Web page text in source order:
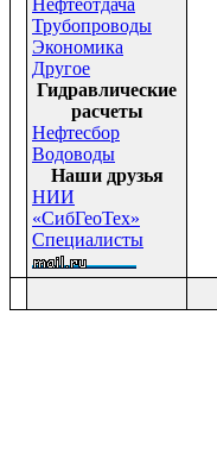
Нефтеотдача
Трубопроводы
Экономика
Другое
Гидравлические
расчеты
Нефтесбор
Водоводы
Наши друзья
НИИ
«СибГеоТех»
Специалисты